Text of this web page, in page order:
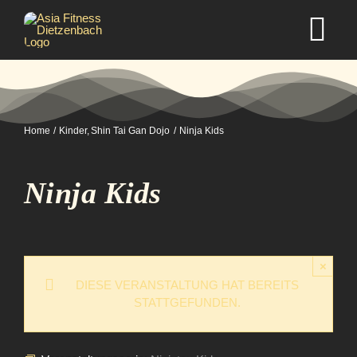
Inhalt
springen
Home Kinder Shin Tai Gan Dojo Ninja Kids
Ninja Kids
DIESE VERANSTALTUNG HAT BEREITS
STATTGEFUNDEN.
×